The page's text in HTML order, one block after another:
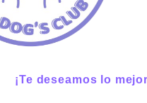
¡Te deseamos lo